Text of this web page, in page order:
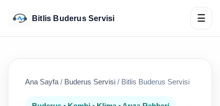
Bitlis Buderus Servisi ☰
Ana Sayfa / Buderus Servisi / Bitlis Buderus Servisi